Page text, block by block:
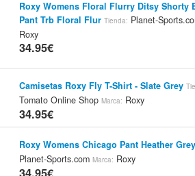
Roxy Womens Floral Flurry Ditsy Shorty
Pant Trb Floral Flur Tienda: Planet-
Roxy
34.95€
Camisetas Roxy Fly T-Shirt - Slate Grey
Tomato Online ShopMarca: Roxy
34.95€
Roxy Womens Chicago Pant Heather Grey
Planet-Sports.comMarca: Roxy